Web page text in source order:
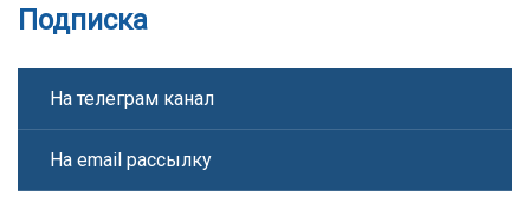
Подписка
На телеграм канал
На email рассылку